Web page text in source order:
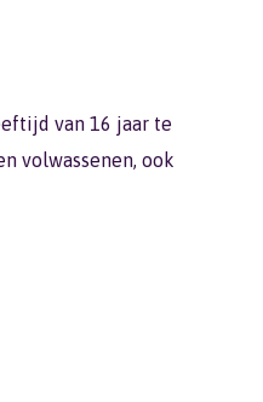
van 16 jaar te
volwassenen, ook